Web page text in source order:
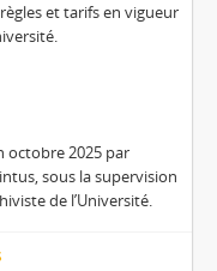
et tarifs en vigueur
octobre 2025 par
sous la supervision
de l’Université.